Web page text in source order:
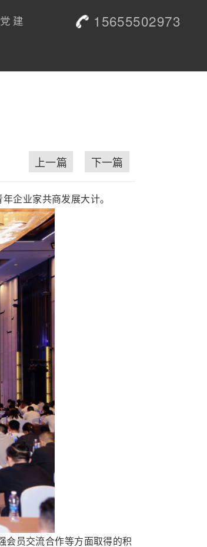
建 15655502973
下一篇
上一篇
企业家共商发展大计。
员交流合作等方面取得的积